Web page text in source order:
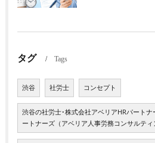
タグ Tags
渋谷 社労士 コンセプト
渋谷の社労士･株式会社アベリアHRパート
ートナーズ（アベリア人事労務コンサルテ